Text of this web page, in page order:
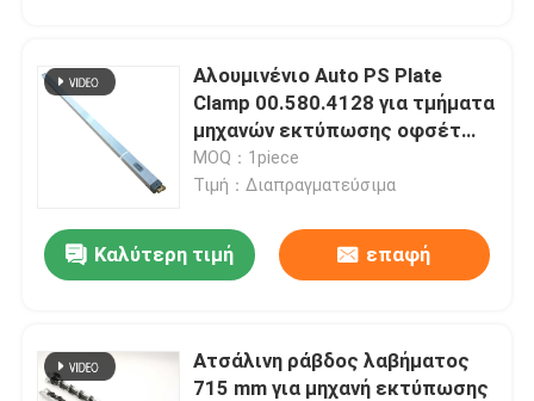
Αλουμινένιο Auto PS Plate
Clamp 00.580.4128 για τμήματα
μηχανών εκτύπωσης οφσέτ
SM74 PM74
MOQ：1piece
Τιμή：Διαπραγματεύσιμα
Καλύτερη τιμή επαφή
Ατσάλινη ράβδος λαβήματος
715 mm για μηχανή εκτύπωσης